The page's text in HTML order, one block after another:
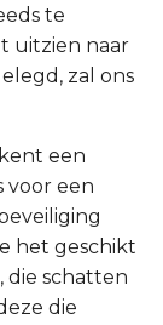
te
uitzien naar
zal ons
een
voor een
het geschikt
die schatten
die